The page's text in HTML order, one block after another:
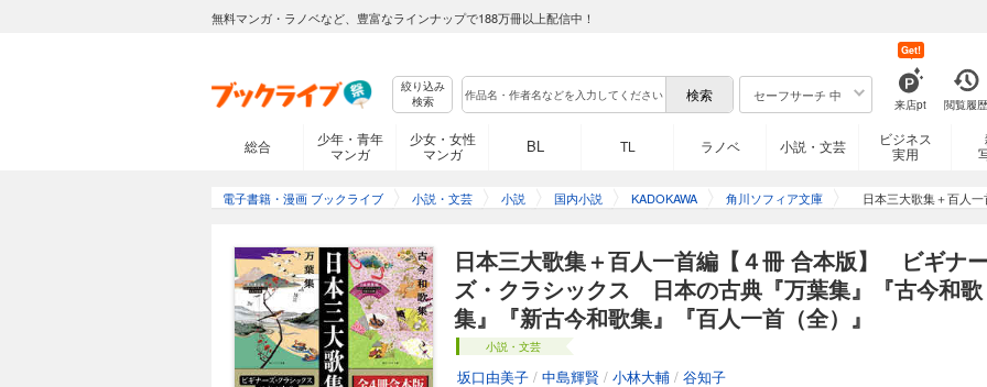
無料マンガ・ラノベなど、豊富なラインナップで188万冊以上配信中！
絞り込み
検索
セーフサーチ 中
来店pt
Get!
閲覧履歴
総合
少年・青年
マンガ
少女・女性
マンガ
BL TL ラノベ 小説・文芸
ビジネス
実用
電子書籍・漫画 ブックライブ 小説・文芸 小説 国内小説 KADOKAWA 角川ソフィア文庫
日本三大歌集＋百人
日本三大歌集＋百人一首編【４冊 合本版】 ビギナ
ズ・クラシックス 日本の古典『万葉集』『古今和歌
集』『新古今和歌集』『百人一首（全）』
小説・文芸
坂口由美子 / 中島輝賢 / 小林大輔 / 谷知子